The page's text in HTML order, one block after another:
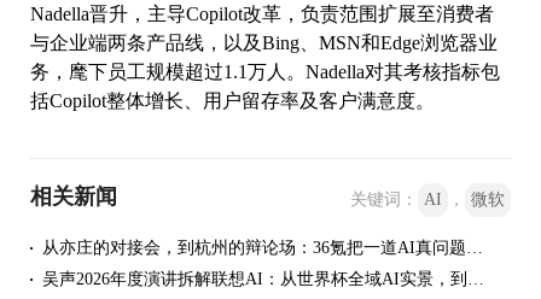
Nadella晋升，主导Copilot改革，负责范围扩展至消费者
与企业端两条产品线，以及Bing、MSN和Edge浏览器业
务，麾下员工规模超过1.1万人。Nadella对其考核指标包
括Copilot整体增长、用户留存率及客户满意度。
相关新闻 关键词： AI ， 微软